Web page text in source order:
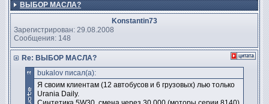
ВЫБОР МАСЛА?
Konstantin73
Зарегистрирован: 29.08.2008
Сообщения: 148
Re: ВЫБОР МАСЛА?
bukalov писал(а):
Я своим клиентам (12 автобусов и 6 грузовых) лью только
Urania Daily.